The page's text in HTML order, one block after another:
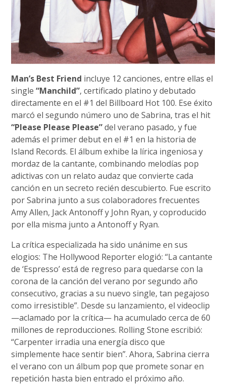
Man’s Best Friend incluye 12 canciones, entre ellas el
single“Manchild”, certificado platino y debutado
directamente en el #1 del Billboard Hot 100. Ese éxito
marcó el segundo número uno de Sabrina, tras el hit
“Please Please Please”del verano pasado, y fue
además el primer debut en el #1 en la historia de
Island Records. El álbum exhibe la lírica ingeniosa y
mordaz de la cantante, combinando melodías pop
adictivas con un relato audaz que convierte cada
canción en un secreto recién descubierto. Fue escrito
por Sabrina junto a sus colaboradores frecuentes
Amy Allen, Jack Antonoff y John Ryan, y coproducido
por ella misma junto a Antonoff y Ryan.
La crítica especializada ha sido unánime en sus
elogios: The Hollywood Reporter elogió: “La cantante
de ‘Espresso’ está de regreso para quedarse con la
corona de la canción del verano por segundo año
consecutivo, gracias a su nuevo single, tan pegajoso
como irresistible”. Desde su lanzamiento, el videoclip
—aclamado por la crítica— ha acumulado cerca de 60
millones de reproducciones. Rolling Stone escribió:
“Carpenter irradia una energía disco que
simplemente hace sentir bien”. Ahora, Sabrina cierra
el verano con un álbum pop que promete sonar en
repetición hasta bien entrado el próximo año.